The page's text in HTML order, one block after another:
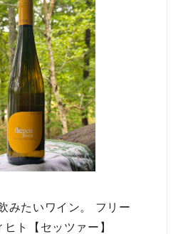
みたいワイン。 フリー
ト【セッツァー】